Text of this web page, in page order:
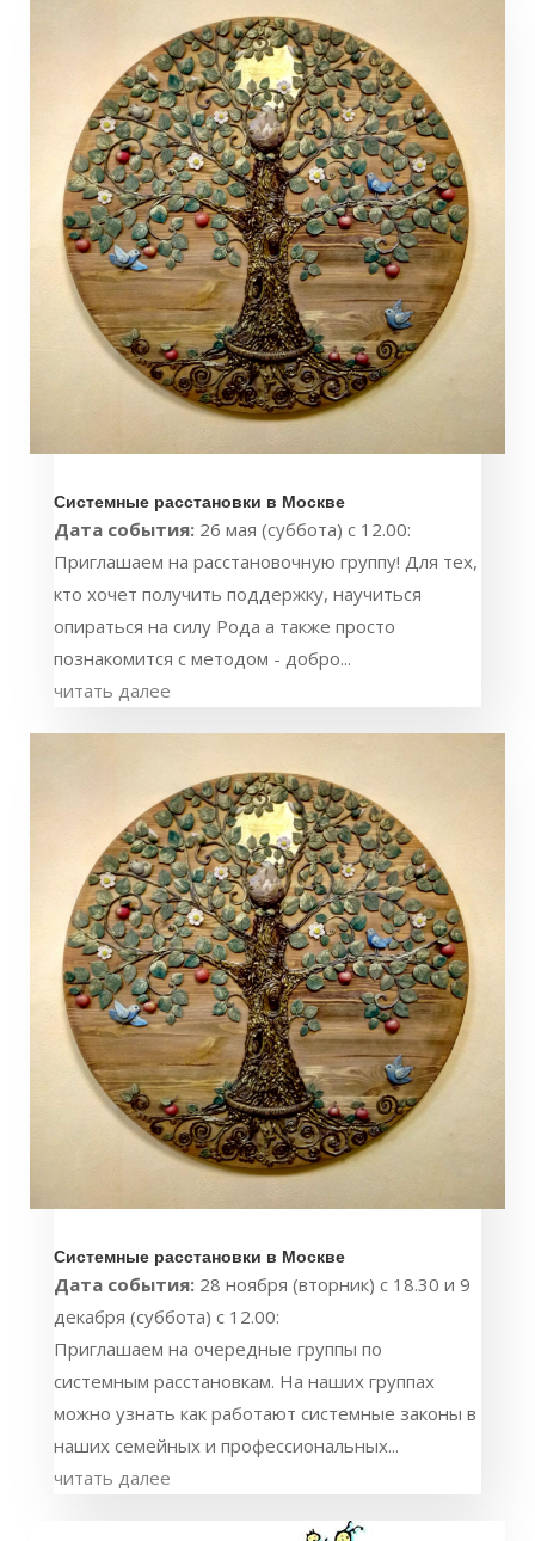
Системные расстановки в Москве
Дата события: 26 мая (суббота) с 12.00:
Приглашаем на расстановочную группу! Для тех,
кто хочет получить поддержку, научиться
опираться на силу Рода а также просто
познакомится с методом - добро...
читать далее
Системные расстановки в Москве
Дата события: 28 ноября (вторник) с 18.30 и 9
декабря (суббота) с 12.00:
Приглашаем на очередные группы по
системным расстановкам. На наших группах
можно узнать как работают системные законы в
наших семейных и профессиональных...
читать далее